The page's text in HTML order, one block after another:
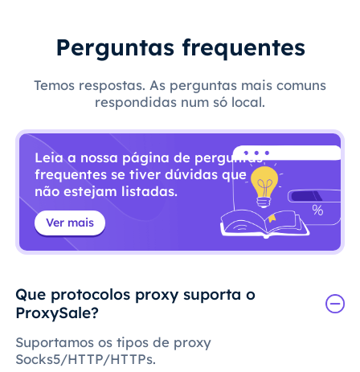
Perguntas frequentes
Temos respostas. As perguntas mais comuns
respondidas num só local.
Leia a nossa página de perguntas
frequentes se tiver dúvidas que
não estejam listadas.
Ver mais
Que protocolos proxy suporta o
ProxySale?
Suportamos os tipos de proxy
Socks5/HTTP/HTTPs.